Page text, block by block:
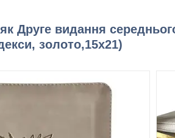
Друге видання
золото,15х21)